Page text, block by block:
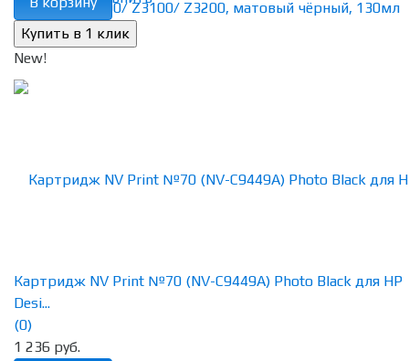
New!
Картридж NV Print №70 (NV-C9449A) Photo Black для HP
Desi...
(0)
1 236 руб.